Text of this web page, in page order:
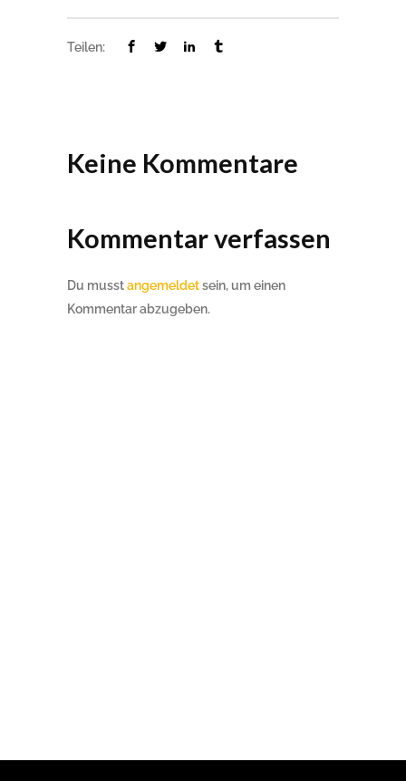
Teilen:
Keine Kommentare
Kommentar verfassen
Du musstangemeldetsein, um einen
Kommentar abzugeben.